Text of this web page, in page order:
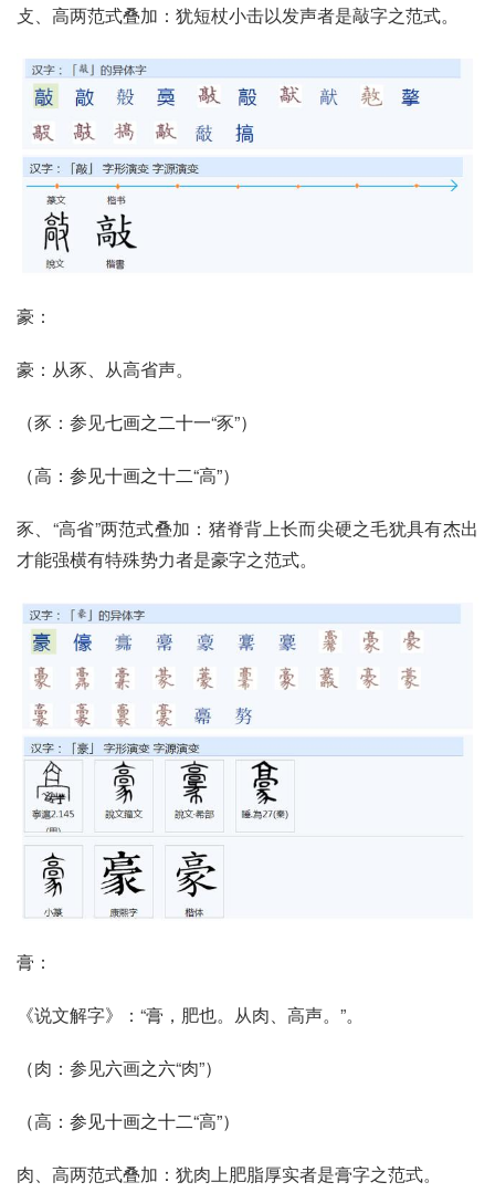
攴、高两范式叠加：犹短杖小击以发声者是敲字之范式。
豪：
豪：从豕、从高省声。
（豕：参见七画之二十一“豕”）
（高 ：参见十画之十二“高”）
豕、“高省”两范式叠加：猪脊背上长而尖硬之毛犹具有杰出
才能强横有特殊势力者是豪字之范式。
膏：
《说文解字》：“膏，肥也。从肉、高声。”。
（肉：参见六画之六“肉”）
（高 ：参见十画之十二“高”）
肉、高两范式叠加：犹肉上肥脂厚实者是膏字之范式。